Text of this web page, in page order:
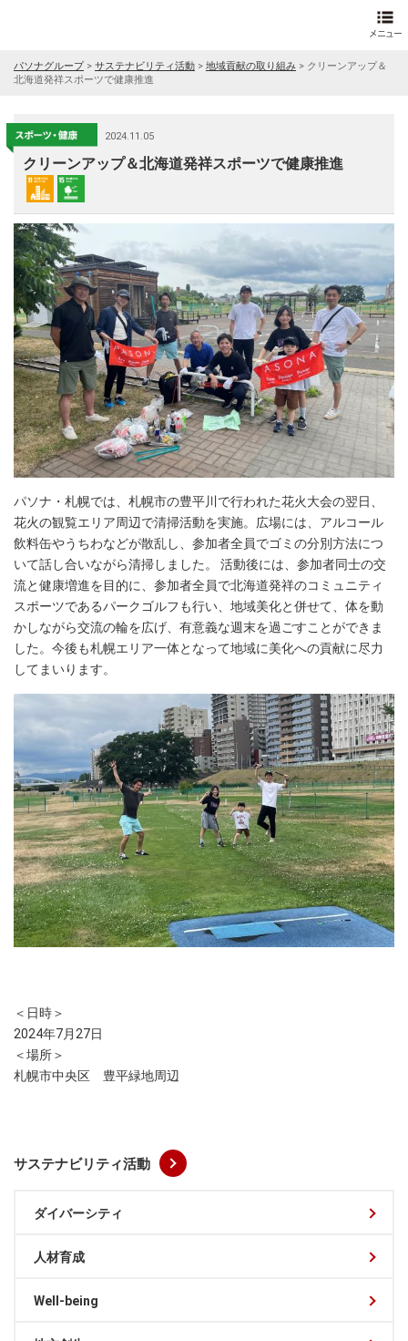
パソナグループ> サステナビリティ活動 > 地域貢献の取り組み > クリーンアップ＆
北海道発祥スポーツで健康推進
2024.11.05
クリーンアップ＆北海道発祥スポーツで健康推進
パソナ・札幌では、札幌市の豊平川で行われた花火大会の翌日、
花火の観覧エリア周辺で清掃活動を実施。広場には、アルコール
飲料缶やうちわなどが散乱し、参加者全員でゴミの分別方法につ
いて話し合いながら清掃しました。 活動後には、参加者同士の交
流と健康増進を目的に、参加者全員で北海道発祥のコミュニティ
スポーツであるパークゴルフも行い、地域美化と併せて、体を動
かしながら交流の輪を広げ、有意義な週末を過ごすことができま
した。今後も札幌エリア一体となって地域に美化への貢献に尽力
してまいります。
＜日時＞
2024年7月27日
＜場所＞
札幌市中央区 豊平緑地周辺
サステナビリティ活動
ダイバーシティ
人材育成
Well-being